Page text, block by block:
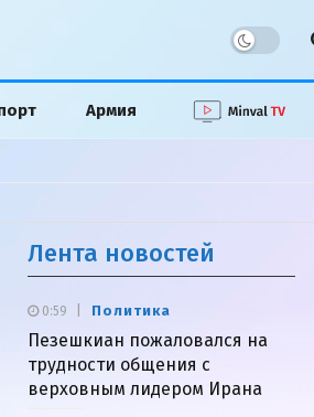
Армия
Лента новостей
Политика
Пезешкиан пожаловался на
трудности общения с
верховным лидером Ирана
0:59